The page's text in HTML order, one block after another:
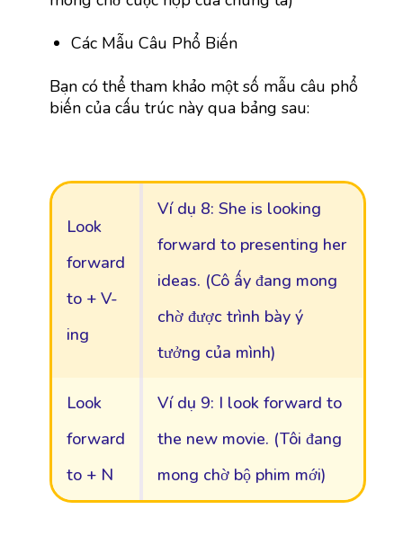
Các Mẫu Câu Phổ Biến
Bạn có thể tham khảo một số mẫu câu phổ
biến của cấu trúc này qua bảng sau:
Look
forward
to + V-
ing
Ví dụ 8: She is looking
forward to presenting her
ideas. (Cô ấy đang mong
chờ được trình bày ý
tưởng của mình)
Look
forward
to + N
Ví dụ 9: I look forward to
the new movie. (Tôi đang
mong chờ bộ phim mới)